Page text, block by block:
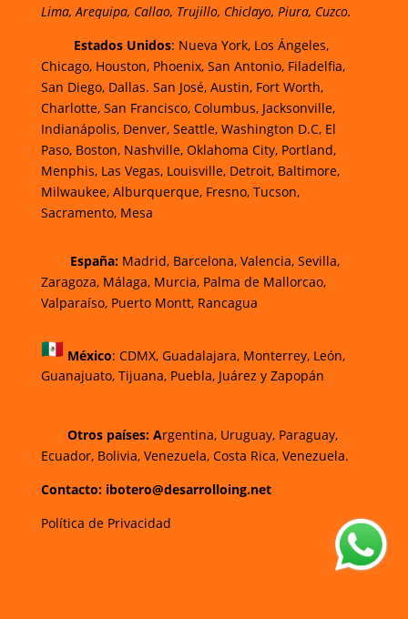
Lima, Arequipa, Callao, Trujillo, Chiclayo, Piura, Cuzco.
Estados Unidos: Nueva York, Los Ángeles,
Chicago, Houston, Phoenix, San Antonio, Filadelfia,
San Diego, Dallas. San José, Austin, Fort Worth,
Charlotte, San Francisco, Columbus, Jacksonville,
Indianápolis, Denver, Seattle, Washington D.C, El
Paso, Boston, Nashville, Oklahoma City, Portland,
Menphis, Las Vegas, Louisville, Detroit, Baltimore,
Milwaukee, Alburquerque, Fresno, Tucson,
Sacramento, Mesa
España: Madrid, Barcelona, Valencia, Sevilla,
Zaragoza, Málaga, Murcia, Palma de Mallorcao,
Valparaíso, Puerto Montt, Rancagua
México: CDMX, Guadalajara, Monterrey, León,
Guanajuato, Tijuana, Puebla, Juárez y Zapopán
Otros países: Argentina, Uruguay, Paraguay,
Ecuador, Bolivia, Venezuela, Costa Rica, Venezuela.
Contacto: ibotero@desarrolloing.net
Política de Privacidad
w